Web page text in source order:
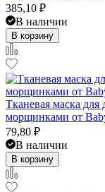
385,10 ₽
В наличии
В корзину
Тканевая маска
морщинками от
79,80 ₽
В наличии
В корзину